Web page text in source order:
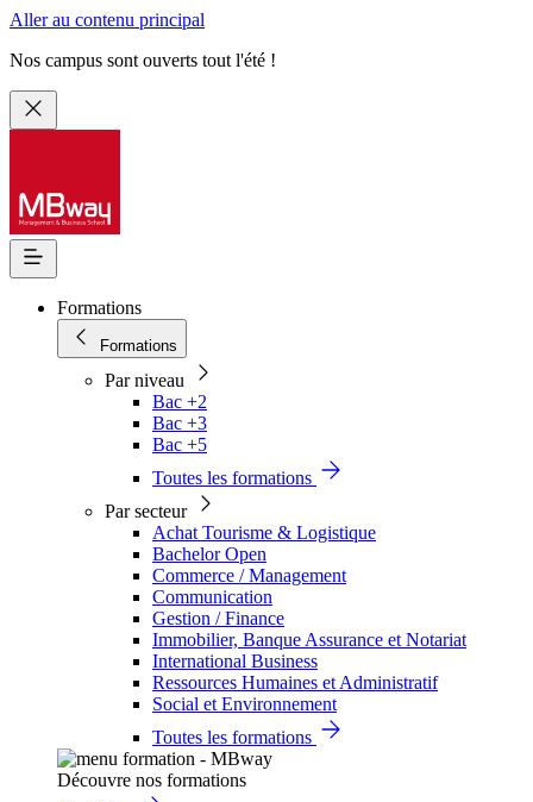
Aller au contenu principal
Nos campus sont ouverts tout l'été !
Formations
Formations
Par niveau
Bac +2
Bac +3
Bac +5
Toutes les formations
Par secteur
Achat Tourisme & Logistique
Bachelor Open
Commerce / Management
Communication
Gestion / Finance
Immobilier, Banque Assurance et Notariat
International Business
Ressources Humaines et Administratif
Social et Environnement
Toutes les formations
Découvre nos formations